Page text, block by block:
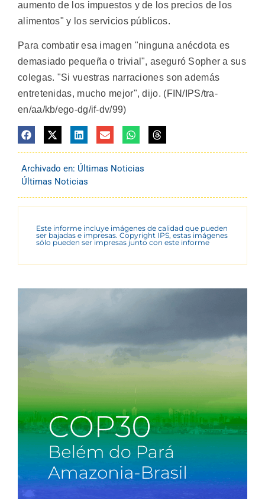
aumento de los impuestos y de los precios de los
alimentos" y los servicios públicos.
Para combatir esa imagen "ninguna anécdota es
demasiado pequeña o trivial", aseguró Sopher a sus
colegas. "Si vuestras narraciones son además
entretenidas, mucho mejor", dijo. (FIN/IPS/tra-
en/aa/kb/ego-dg/if-dv/99)
Archivado en: Últimas Noticias
Últimas Noticias
Este informe incluye imágenes de calidad que pueden
ser bajadas e impresas. Copyright IPS, estas imágenes
sólo pueden ser impresas junto con este informe